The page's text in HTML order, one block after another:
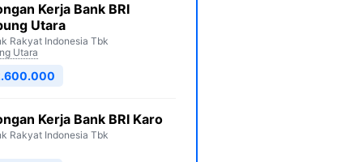
Kerja Bank BRI
Utara
Rakyat Indonesia Tbk
Utara
Kerja Bank BRI Karo
Rakyat Indonesia Tbk